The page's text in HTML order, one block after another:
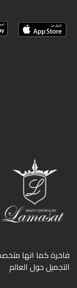
ﻓﺎﺧﺮة كما انها
اﻟﺘﺠﻤﻴﻞ ﺣﻮل اﻟﻌﺎﻟﻢ